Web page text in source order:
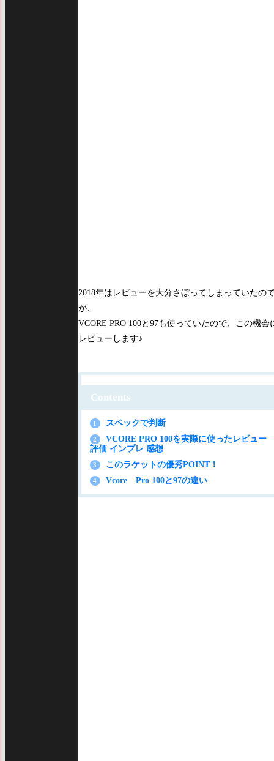
2018年はレビューを大分さぼってしまっていたの
が、
VCORE PRO 100と97も使っていたので、この機会
レビューします♪
Contents
1 スペックで判断
2
VCORE PRO 100を実際に使ったレビュー
評価 インプレ 感想
3 このラケットの優秀POINT！
4 Vcore Pro 100と97の違い